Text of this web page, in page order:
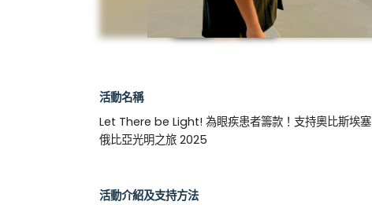
活動名稱
Let There be Light! 為眼疾患者籌款！支持奧比斯埃塞
俄比亞光明之旅 2025
活動介紹及支持方法